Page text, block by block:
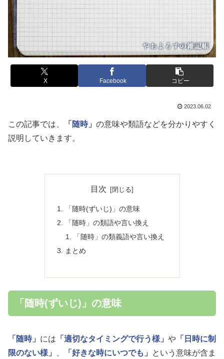
X Facebook コピー
2023.06.02
この記事では、 「随時」 の意味や類語などを分かりやすく
説明していきます。
目次
「随時(ずいじ)」の意味
「随時」の類語や言い換え
「随時」の類義語や言い換え
まとめ
「随時(ずいじ)」の意味
「随時」 には 「適切なタイミングで行う様」 や 「日時に制
限のない様」
「好きな時にいつでも」
という意味が含ま